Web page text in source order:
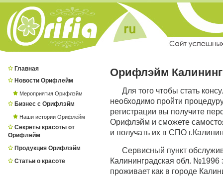
Главная
Новости Орифлейм
Мероприятия Орифлэйм
Бизнес с Орифлэйм
Наши истории Орифлейм
Секреты красоты от
Орифлейм
Продукция Орифлэйм
Статьи о красоте
Орифлэйм
Для того чтобы стать
необходимо пройти
регистрации вы получите
Орифлэйм и сможете
и получать их в СПО
Сервисный пункт
Калининградская обл. №1996
проживает как в городе